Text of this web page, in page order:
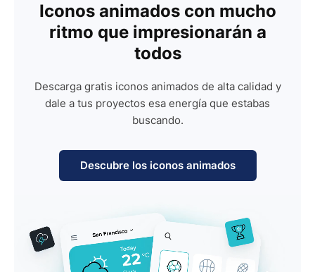
Iconos animados con mucho
ritmo que impresionarán a
todos
Descarga gratis iconos animados de alta calidad y
dale a tus proyectos esa energía que estabas
buscando.
Descubre los iconos animados